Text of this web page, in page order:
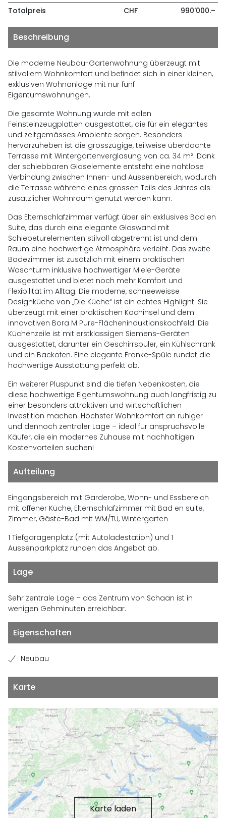
Totalpreis
CHF 990'000.–
Beschreibung
Die moderne Neubau-Gartenwohnung überzeugt mit
stilvollem Wohnkomfort und befindet sich in einer kleinen,
exklusiven Wohnanlage mit nur fünf
Eigentumswohnungen.
Die gesamte Wohnung wurde mit edlen
Feinsteinzeugplatten ausgestattet, die für ein elegantes
und zeitgemässes Ambiente sorgen. Besonders
hervorzuheben ist die grosszügige, teilweise überdachte
Terrasse mit Wintergartenverglasung von ca. 34 m². Dank
der schiebbaren Glaselemente entsteht eine nahtlose
Verbindung zwischen Innen- und Aussenbereich, wodurch
die Terrasse während eines grossen Teils des Jahres als
zusätzlicher Wohnraum genutzt werden kann.
Das Elternschlafzimmer verfügt über ein exklusives Bad en
Suite, das durch eine elegante Glaswand mit
Schiebetürelementen stilvoll abgetrennt ist und dem
Raum eine hochwertige Atmosphäre verleiht. Das zweite
Badezimmer ist zusätzlich mit einem praktischen
Waschturm inklusive hochwertiger Miele-Geräte
ausgestattet und bietet noch mehr Komfort und
Flexibilität im Alltag. Die moderne, schneeweisse
Designküche von „Die Küche“ ist ein echtes Highlight. Sie
überzeugt mit einer praktischen Kochinsel und dem
innovativen Bora M Pure-Flächeninduktionskochfeld. Die
Küchenzeile ist mit erstklassigen Siemens-Geräten
ausgestattet, darunter ein Geschirrspüler, ein Kühlschrank
und ein Backofen. Eine elegante Franke-Spüle rundet die
hochwertige Ausstattung perfekt ab.
Ein weiterer Pluspunkt sind die tiefen Nebenkosten, die
diese hochwertige Eigentumswohnung auch langfristig zu
einer besonders attraktiven und wirtschaftlichen
Investition machen. Höchster Wohnkomfort an ruhiger
und dennoch zentraler Lage – ideal für anspruchsvolle
Käufer, die ein modernes Zuhause mit nachhaltigen
Kostenvorteilen suchen!
Aufteilung
Eingangsbereich mit Garderobe, Wohn- und Essbereich
mit offener Küche, Elternschlafzimmer mit Bad en suite,
Zimmer, Gäste-Bad mit WM/TU, Wintergarten
1 Tiefgaragenplatz (mit Autoladestation) und 1
Aussenparkplatz runden das Angebot ab.
Lage
Sehr zentrale Lage – das Zentrum von Schaan ist in
wenigen Gehminuten erreichbar.
Eigenschaften
Neubau
Karte
Karte laden